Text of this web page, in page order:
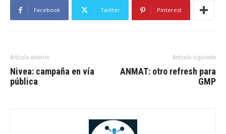
Facebook Twitter Pinterest
Artículo anterior
Nivea: campaña en vía
pública
Artículo siguiente
ANMAT: otro refresh para
GMP